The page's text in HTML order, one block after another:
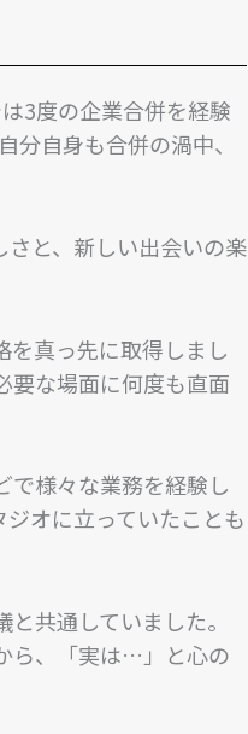
3度の企業合併を経験
自身も合併の渦中、
と、新しい出会いの楽
を真っ先に取得しまし
要な場面に何度も直面
で様々な業務を経験し
オに立っていたことも
共通していました。
ら、「実は…」と心の